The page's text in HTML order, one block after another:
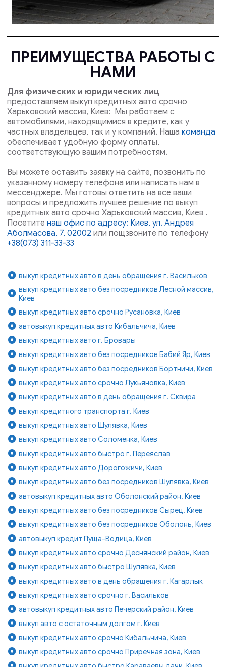
ПРЕИМУЩЕСТВА РАБОТЫ С
НАМИ
Для физических и юридических лиц
предоставляем выкуп кредитных авто срочно
Харьковский массив, Киев: Мы работаем с
автомобилями, находящимися в кредите, как у
частных владельцев, так и у компаний. Нашакоманда
обеспечивает удобную форму оплаты,
соответствующую вашим потребностям.
Вы можете оставить заявку на сайте, позвонить по
указанному номеру телефона или написать нам в
мессенджере. Мы готовы ответить на все ваши
вопросы и предложить лучшее решение по выкуп
кредитных авто срочно Харьковский массив, Киев .
Посетитенаш офис по адресу: Киев, ул. Андрея
Аболмасова, 7, 02002 или пощзвоните по телефону
+38(073) 311-33-33
выкуп кредитных авто в день обращения г. Васильков
выкуп кредитных авто без посредников Лесной массив,
Киев
выкуп кредитных авто срочно Русановка, Киев
автовыкуп кредитных авто Кибальчича, Киев
выкуп кредитных авто г. Бровары
выкуп кредитных авто без посредников Бабий Яр, Киев
выкуп кредитных авто без посредников Бортничи, Киев
выкуп кредитных авто срочно Лукьяновка, Киев
выкуп кредитных авто в день обращения г. Сквира
выкуп кредитного транспорта г. Киев
выкуп кредитных авто Шулявка, Киев
выкуп кредитных авто Соломенка, Киев
выкуп кредитных авто быстро г. Переяслав
выкуп кредитных авто Дорогожичи, Киев
выкуп кредитных авто без посредников Шулявка, Киев
автовыкуп кредитных авто Оболонский район, Киев
выкуп кредитных авто без посредников Сырец, Киев
выкуп кредитных авто без посредников Оболонь, Киев
автовыкуп кредит Пуща-Водица, Киев
выкуп кредитных авто срочно Деснянский район, Киев
выкуп кредитных авто быстро Шулявка, Киев
выкуп кредитных авто в день обращения г. Кагарлык
выкуп кредитных авто срочно г. Васильков
автовыкуп кредитных авто Печерский район, Киев
выкуп авто с остаточным долгом г. Киев
выкуп кредитных авто срочно Кибальчича, Киев
выкуп кредитных авто срочно Приречная зона, Киев